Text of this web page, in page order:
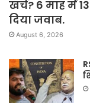
खर्च? 6 माह में
दिया जवाब.
August 6, 2026